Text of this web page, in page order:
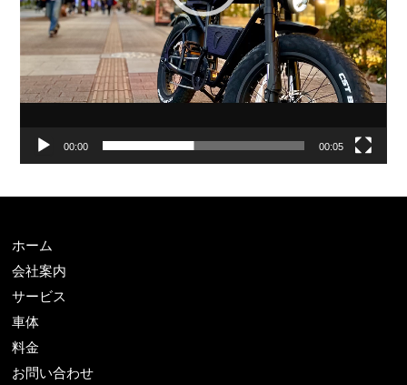
00:00 00:05
ホーム
会社案内
サービス
車体
料金
お問い合わせ